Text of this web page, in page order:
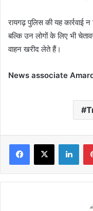
रायगढ़ पुलिस की यह कार्रवाई
बल्कि उन लोगों के लिए भी
वाहन खरीद लेते हैं।
News associate
Facebook
X